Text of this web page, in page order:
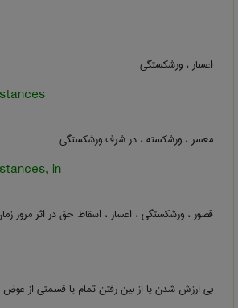
اعسار ، ورشکستگی
معسر ، ورشکسته ، در شرف ورشکستگی
in
قصور ، ورشکستگی ، اعسار ، اسقاط حق در اثر مرور
بی ارزش شدن یا از بین رفتن تمام یا قسمتی از عوض